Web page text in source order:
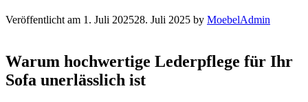
Veröffentlicht am 1. Juli 202528. Juli 2025 by MoebelAdmin
Warum hochwertige Lederpflege für Ihr
Sofa unerlässlich ist